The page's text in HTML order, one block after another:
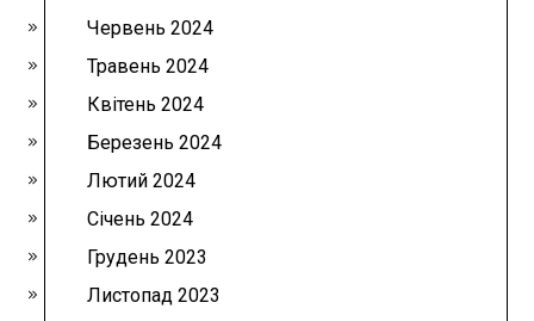
Червень 2024
Травень 2024
Квітень 2024
Березень 2024
Лютий 2024
Січень 2024
Грудень 2023
Листопад 2023